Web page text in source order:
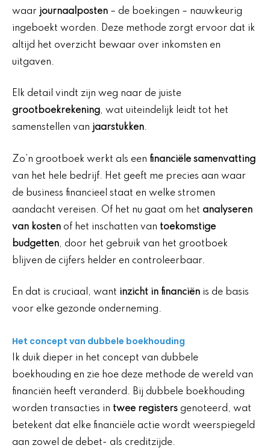
waar journaalposten – de boekingen – nauwkeurig
ingeboekt worden. Deze methode zorgt ervoor dat ik
altijd het overzicht bewaar over inkomsten en
uitgaven.
Elk detail vindt zijn weg naar de juiste
grootboekrekening, wat uiteindelijk leidt tot het
samenstellen van jaarstukken.
Zo’n grootboek werkt als een financiële samenvatting
van het hele bedrijf. Het geeft me precies aan waar
de business financieel staat en welke stromen
aandacht vereisen. Of het nu gaat om het analyseren
van kosten of het inschatten van toekomstige
budgetten, door het gebruik van het grootboek
blijven de cijfers helder en controleerbaar.
En dat is cruciaal, want inzicht in financiën is de basis
voor elke gezonde onderneming.
Het concept van dubbele boekhouding
Ik duik dieper in het concept van dubbele
boekhouding en zie hoe deze methode de wereld van
financiën heeft veranderd. Bij dubbele boekhouding
worden transacties in twee registers genoteerd, wat
betekent dat elke financiële actie wordt weerspiegeld
aan zowel de debet- als creditzijde.